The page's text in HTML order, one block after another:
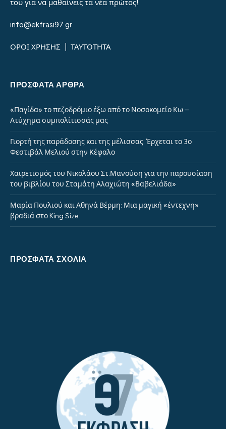
του για να μαθαίνεις τα νέα πρώτος!
info@ekfrasi97.gr
ΟΡΟΙ ΧΡΗΣΗΣ ΤΑΥΤΟΤΗΤΑ
ΠΡΌΣΦΑΤΑ ΆΡΘΡΑ
«Παγίδα» το πεζοδρόμιο έξω από το Νοσοκομείο Κω –
Ατύχημα συμπολίτισσάς μας
Γιορτή της παράδοσης και της μέλισσας: Έρχεται το 3ο
Φεστιβάλ Μελιού στην Κέφαλο
Χαιρετισμός του Νικολάου Στ.Μανούση για την παρουσίαση
του βιβλίου του Σταμάτη Αλαχιώτη «Βαβελιάδα»
Μαρία Πουλιού και Αθηνά Βέρμη: Μια μαγική «έντεχνη»
βραδιά στο King Size
ΠΡΌΣΦΑΤΑ ΣΧΌΛΙΑ